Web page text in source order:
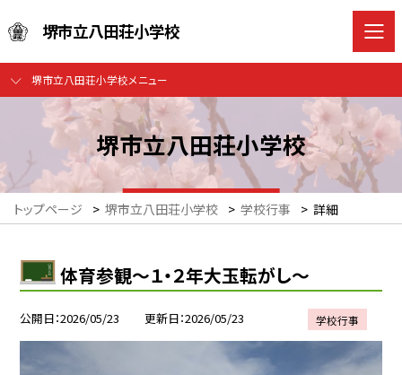
堺市立八田荘小学校
堺市立八田荘小学校メニュー
堺市立八田荘小学校
トップページ > 堺市立八田荘小学校 > 学校行事 > 詳細
体育参観～１・２年大玉転がし～
公開日 2026/05/23 更新日 2026/05/23 学校行事